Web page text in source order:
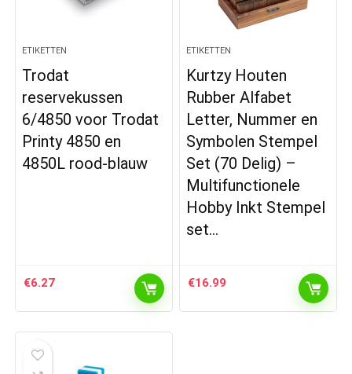
ETIKETTEN
Trodat
reservekussen
6/4850 voor Trodat
Printy 4850 en
4850L rood-blauw
€6.27
ETIKETTEN
Kurtzy Houten
Rubber Alfabet
Letter, Nummer en
Symbolen Stempel
Set (70 Delig) –
Multifunctionele
Hobby Inkt Stempel
set…
€16.99